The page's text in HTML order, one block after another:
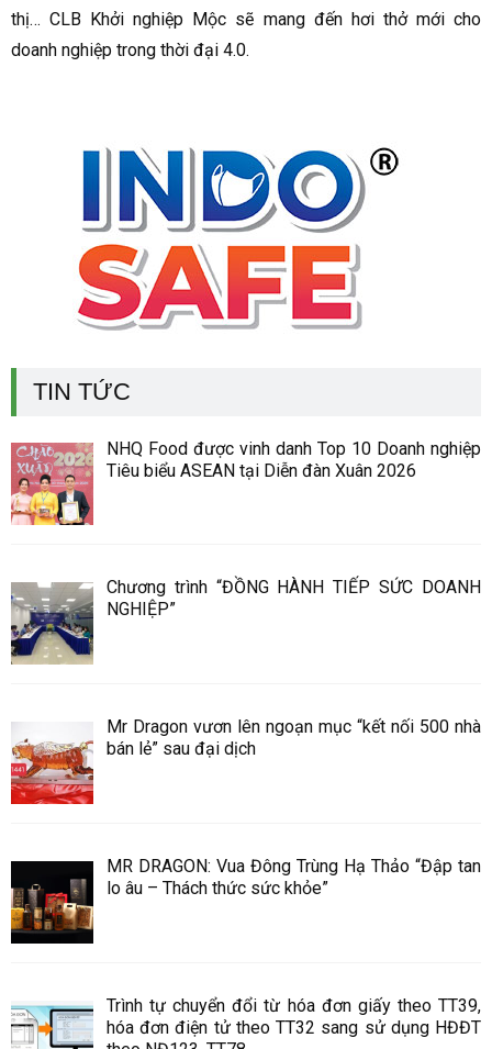
thị… CLB Khởi nghiệp Mộc sẽ mang đến hơi thở mới cho
doanh nghiệp trong thời đại 4.0.
TIN TỨC
NHQ Food được vinh danh Top 10 Doanh nghiệp
Tiêu biểu ASEAN tại Diễn đàn Xuân 2026
Chương trình “ĐỒNG HÀNH TIẾP SỨC DOANH
NGHIỆP”
Mr Dragon vươn lên ngoạn mục “kết nối 500 nhà
bán lẻ” sau đại dịch
MR DRAGON: Vua Đông Trùng Hạ Thảo “Đập tan
lo âu – Thách thức sức khỏe”
Trình tự chuyển đổi từ hóa đơn giấy theo TT39,
hóa đơn điện tử theo TT32 sang sử dụng HĐĐT